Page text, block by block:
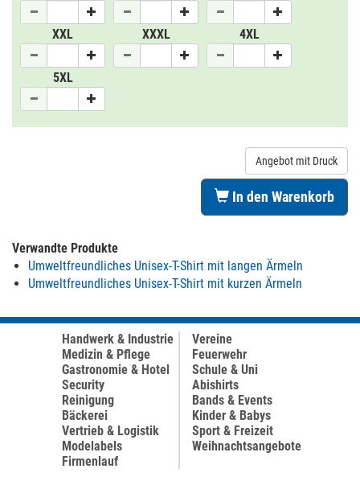
XXL XXXL 4XL
5XL
Angebot mit Druck
In den Warenkorb
Verwandte Produkte
Umweltfreundliches Unisex-T-Shirt mit langen Ärmeln
Umweltfreundliches Unisex-T-Shirt mit kurzen Ärmeln
Handwerk & Industrie
Medizin & Pflege
Gastronomie & Hotel
Security
Reinigung
Bäckerei
Vertrieb & Logistik
Modelabels
Firmenlauf
Vereine
Feuerwehr
Schule & Uni
Abishirts
Bands & Events
Kinder & Babys
Sport & Freizeit
Weihnachtsangebote